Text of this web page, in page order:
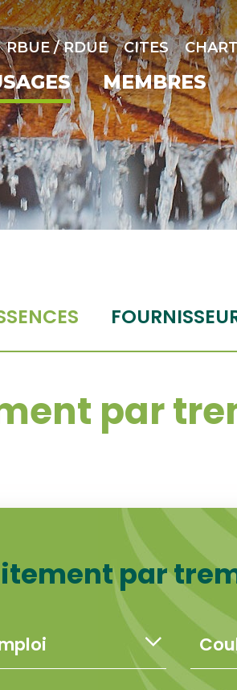
RBUE / RDUE CITES
MEMBRES
par
par